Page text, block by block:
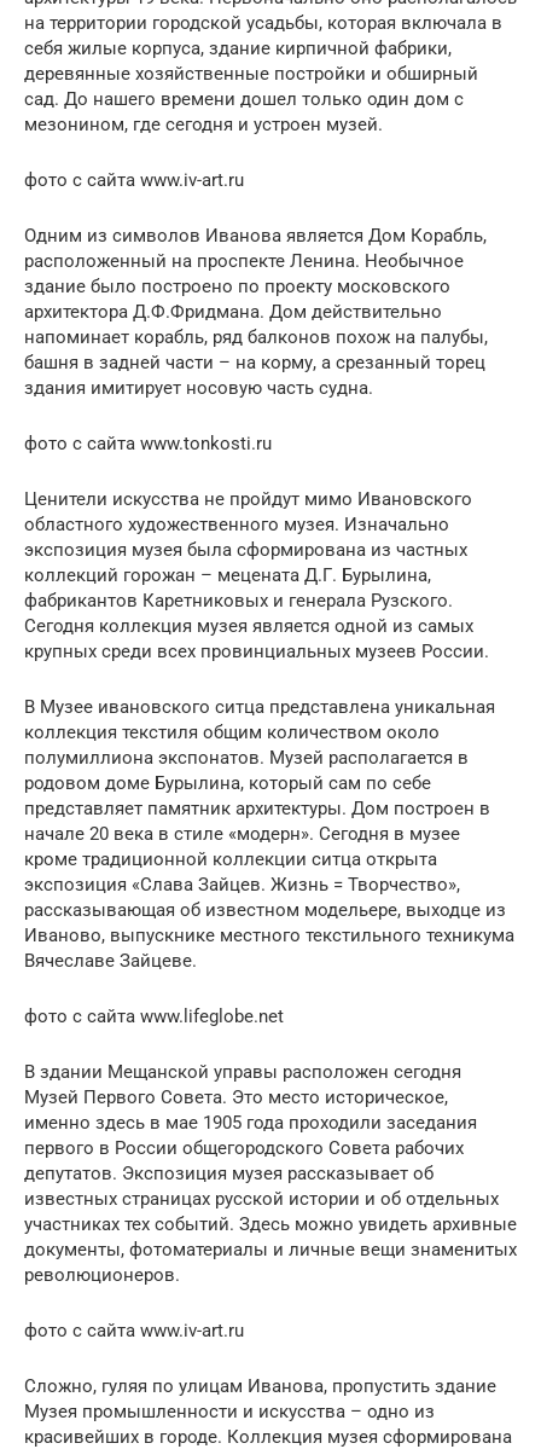
на территории городской усадьбы, которая включала в
себя жилые корпуса, здание кирпичной фабрики,
деревянные хозяйственные постройки и обширный
сад. До нашего времени дошел только один дом с
мезонином, где сегодня и устроен музей.
фото с сайта www.iv-art.ru
Одним из символов Иванова является Дом Корабль,
расположенный на проспекте Ленина. Необычное
здание было построено по проекту московского
архитектора Д.Ф.Фридмана. Дом действительно
напоминает корабль, ряд балконов похож на палубы,
башня в задней части – на корму, а срезанный торец
здания имитирует носовую часть судна.
фото с сайта www.tonkosti.ru
Ценители искусства не пройдут мимо Ивановского
областного художественного музея. Изначально
экспозиция музея была сформирована из частных
коллекций горожан – мецената Д.Г. Бурылина,
фабрикантов Каретниковых и генерала Рузского.
Сегодня коллекция музея является одной из самых
крупных среди всех провинциальных музеев России.
В Музее ивановского ситца представлена уникальная
коллекция текстиля общим количеством около
полумиллиона экспонатов. Музей располагается в
родовом доме Бурылина, который сам по себе
представляет памятник архитектуры. Дом построен в
начале 20 века в стиле «модерн». Сегодня в музее
кроме традиционной коллекции ситца открыта
экспозиция «Слава Зайцев. Жизнь = Творчество»,
рассказывающая об известном модельере, выходце из
Иваново, выпускнике местного текстильного техникума
Вячеславе Зайцеве.
фото с сайта www.lifeglobe.net
В здании Мещанской управы расположен сегодня
Музей Первого Совета. Это место историческое,
именно здесь в мае 1905 года проходили заседания
первого в России общегородского Совета рабочих
депутатов. Экспозиция музея рассказывает об
известных страницах русской истории и об отдельных
участниках тех событий. Здесь можно увидеть архивные
документы, фотоматериалы и личные вещи знаменитых
революционеров.
фото с сайта www.iv-art.ru
Сложно, гуляя по улицам Иванова, пропустить здание
Музея промышленности и искусства – одно из
красивейших в городе. Коллекция музея сформирована